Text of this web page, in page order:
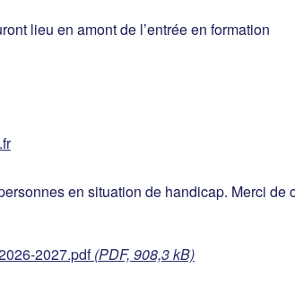
lieu en amont de l’entrée en formation
en situation de handicap. Merci
2027.pdf(PDF, 908,3 kB)